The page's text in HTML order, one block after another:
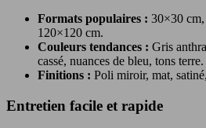
Formats populaires : 30×30
120×120 cm.
Couleurs tendances : Gris
cassé, nuances de bleu, tons terre.
Finitions : Poli miroir, mat,
Entretien facile et rapide